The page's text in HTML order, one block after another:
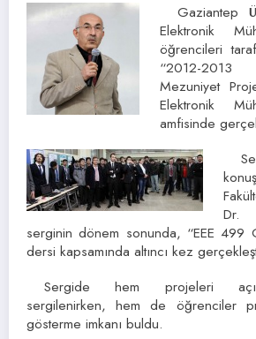
Gaziantep
Elektronik
öğrencileri
“2012-
Mezuniyet
Elektronik
amfisinde
Dr.
serginin dönem sonunda, “EEE 499
dersi kapsamında altıncı kez
Sergide hem projeleri
sergilenirken, hem de öğrenciler
gösterme imkanı buldu.